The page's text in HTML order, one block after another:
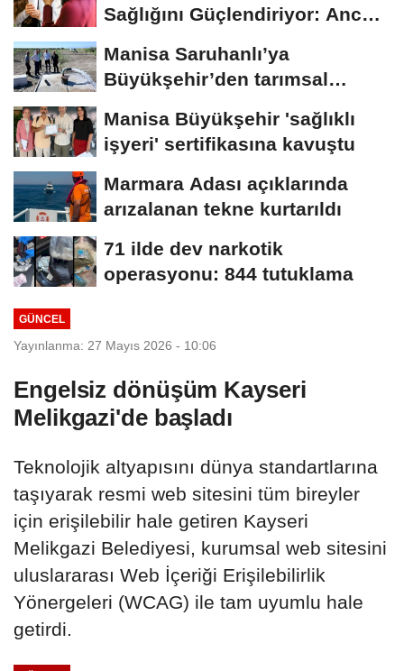
Sağlığını Güçlendiriyor: Ancak
Manisa Saruhanlı’ya
Büyükşehir’den tarımsal
Manisa Büyükşehir 'sağlıklı
işyeri' sertifikasına kavuştu
Marmara Adası açıklarında
arızalanan tekne kurtarıldı
71 ilde dev narkotik
operasyonu: 844 tutuklama
GÜNCEL
Yayınlanma: 27 Mayıs 2026 - 10:06
Engelsiz dönüşüm Kayseri
Melikgazi'de başladı
Teknolojik altyapısını dünya standartlarına
taşıyarak resmi web sitesini tüm bireyler
için erişilebilir hale getiren Kayseri
Melikgazi Belediyesi, kurumsal web sitesini
uluslararası Web İçeriği Erişilebilirlik
Yönergeleri (WCAG) ile tam uyumlu hale
getirdi.